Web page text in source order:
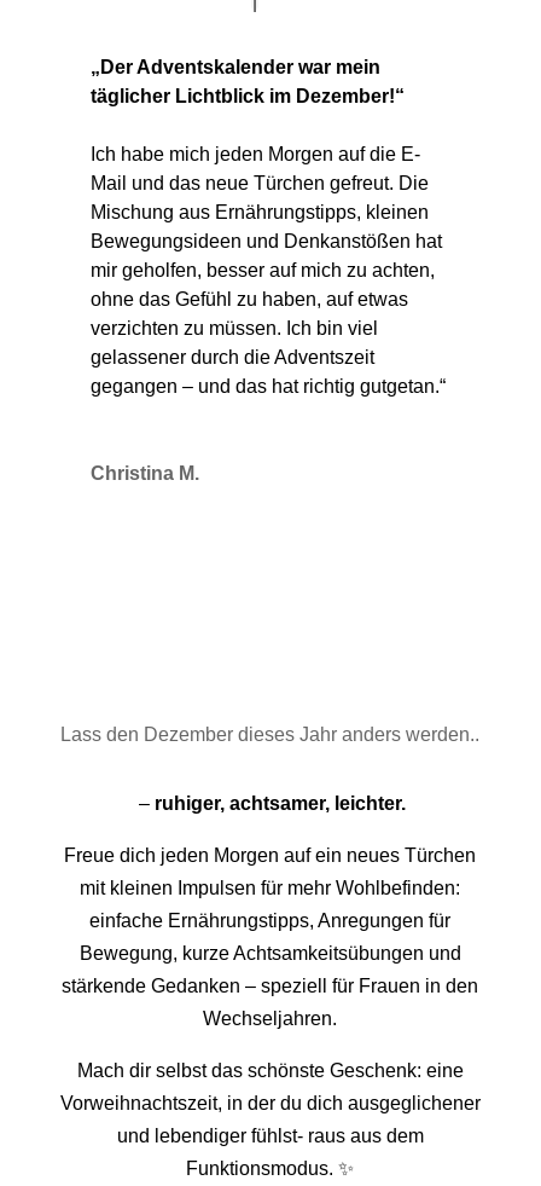
„Der Adventskalender war mein
täglicher Lichtblick im Dezember!“
Ich habe mich jeden Morgen auf die E-
Mail und das neue Türchen gefreut. Die
Mischung aus Ernährungstipps, kleinen
Bewegungsideen und Denkanstößen hat
mir geholfen, besser auf mich zu achten,
ohne das Gefühl zu haben, auf etwas
verzichten zu müssen. Ich bin viel
gelassener durch die Adventszeit
gegangen – und das hat richtig gutgetan.“
Christina M.
Lass den Dezember dieses Jahr anders werden..
– ruhiger, achtsamer, leichter.
Freue dich jeden Morgen auf ein neues Türchen
mit kleinen Impulsen für mehr Wohlbefinden:
einfache Ernährungstipps, Anregungen für
Bewegung, kurze Achtsamkeitsübungen und
stärkende Gedanken – speziell für Frauen in den
Wechseljahren.
Mach dir selbst das schönste Geschenk: eine
Vorweihnachtszeit, in der du dich ausgeglichener
und lebendiger fühlst- raus aus dem
Funktionsmodus. ✨